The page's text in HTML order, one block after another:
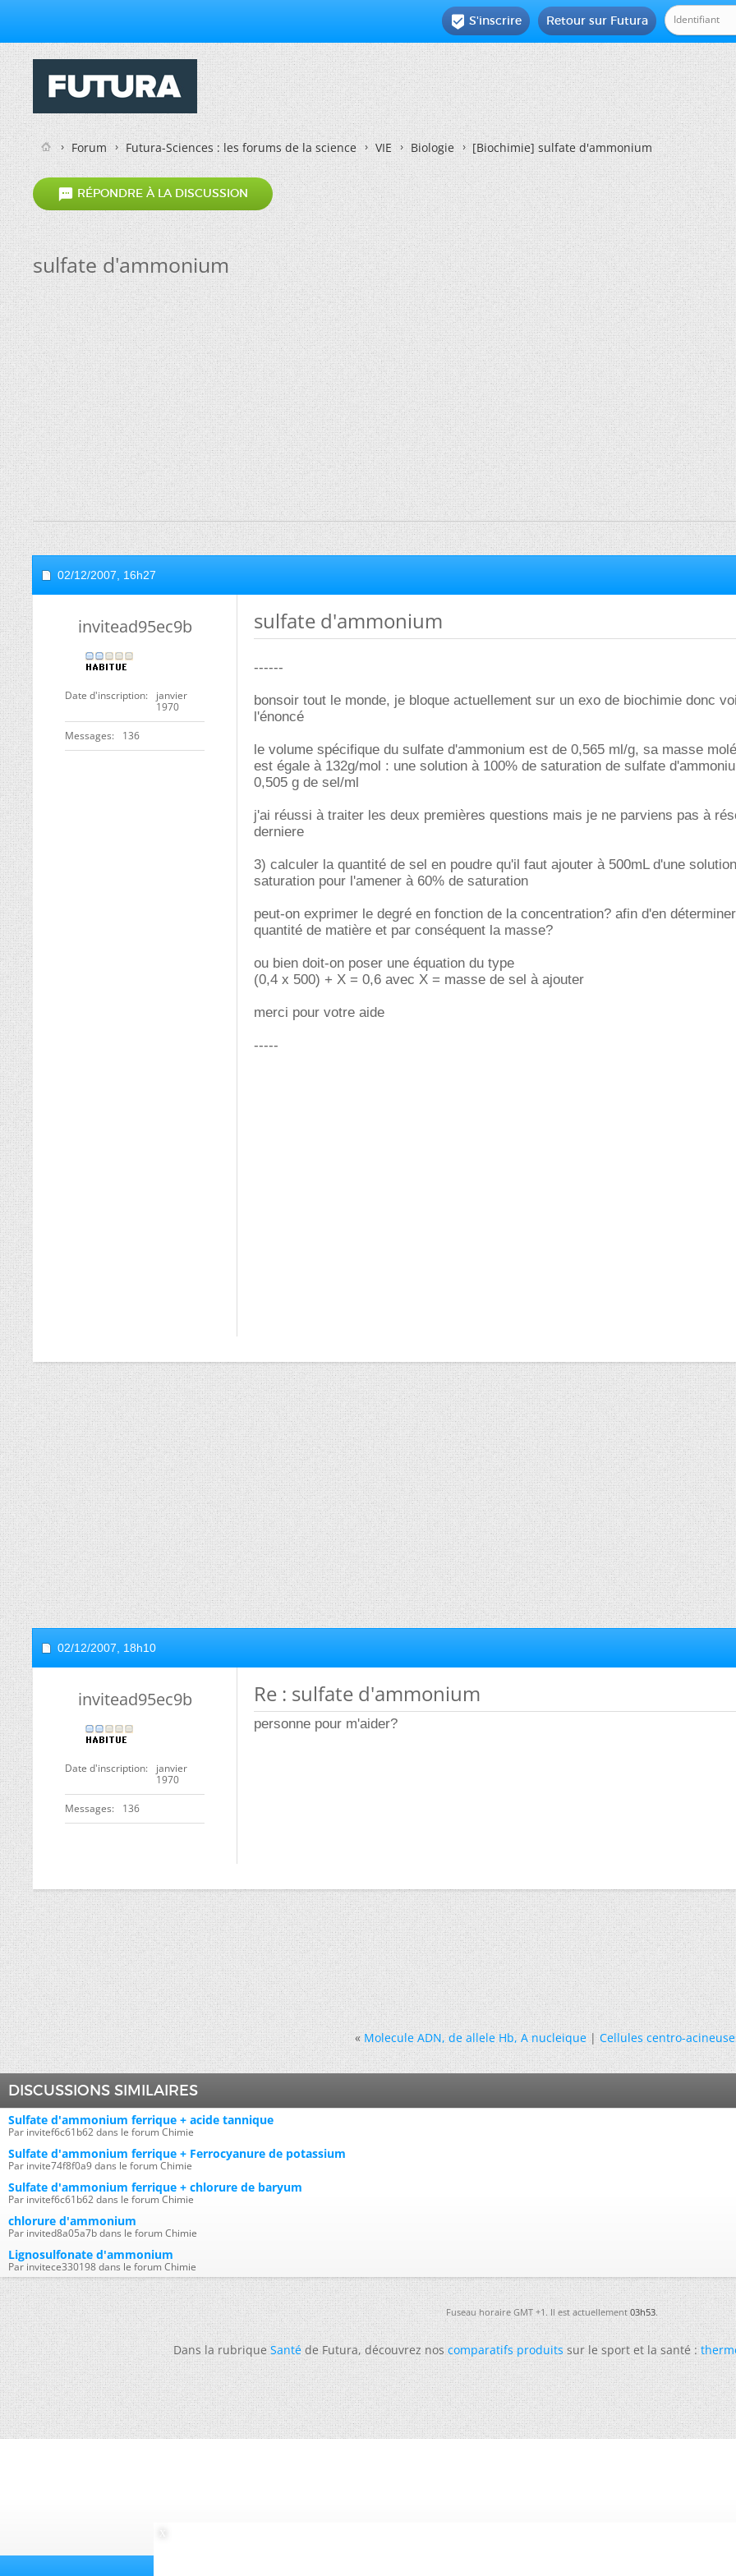
Retour sur Futura
 S'inscrire
Forum Futura-Sciences : les forums de la science VIE Biologie [Biochimie]sulfate d'ammonium
 RÉPONDRE À LA DISCUSSION
sulfate d'ammonium
02/12/2007, 16h27
invitead95ec9b
Date d'inscription
janvier
1970
Messages 136
sulfate d'ammonium
------
bonsoir tout le monde, je bloque actuellement sur un exo de biochimie donc
l'énoncé
le volume spécifique du sulfate d'ammonium est de 0,565 ml/g, sa masse
est égale à 132g/mol : une solution à 100% de saturation de sulfate
0,505 g de sel/ml
j'ai réussi à traiter les deux premières questions mais je ne parviens pas à
derniere
3) calculer la quantité de sel en poudre qu'il faut ajouter à 500mL d'une
saturation pour l'amener à 60% de saturation
peut-on exprimer le degré en fonction de la concentration? afin d'en
quantité de matière et par conséquent la masse?
ou bien doit-on poser une équation du type
(0,4 x 500) + X = 0,6 avec X = masse de sel à ajouter
merci pour votre aide
-----
02/12/2007, 18h10
invitead95ec9b
Date d'inscription
janvier
1970
Messages 136
Re : sulfate d'ammonium
personne pour m'aider?
« Molecule ADN, de allele Hb, A nucleique|Cellules centro-
DISCUSSIONS SIMILAIRES
Sulfate d'ammonium ferrique + acide tannique
Par invitef6c61b62 dans le forum Chimie
Sulfate d'ammonium ferrique + Ferrocyanure de potassium
Par invite74f8f0a9 dans le forum Chimie
Sulfate d'ammonium ferrique + chlorure de baryum
Par invitef6c61b62 dans le forum Chimie
chlorure d'ammonium
Par invited8a05a7b dans le forum Chimie
Lignosulfonate d'ammonium
Par invitece330198 dans le forum Chimie
Fuseau horaire GMT +1. Il est actuellement03h53.
Dans la rubriqueSantéde Futura, découvrez noscomparatifs produitssur le sport et la santé :